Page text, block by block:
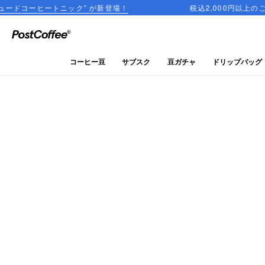
ニック” が新登場！ 税込2,000円以上のご購入で送料
close
コーヒー豆 サブスク 豆ガチャ ドリップバッグ